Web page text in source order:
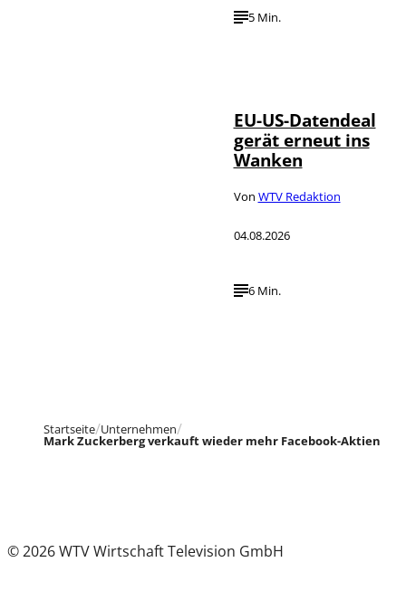
5 Min.
EU-US-Datendeal
gerät erneut ins
Wanken
Von WTV Redaktion
04.08.2026
6 Min.
Startseite Unternehmen
Mark Zuckerberg verkauft wieder mehr Facebook-Aktien
© 2026 WTV Wirtschaft Television GmbH